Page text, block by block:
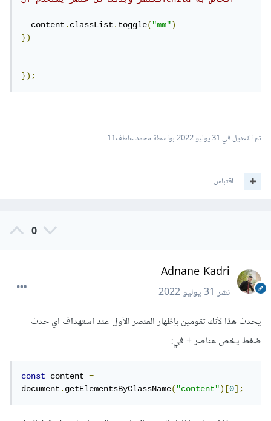
  content
.classList.toggle("mm")
})
});
تم التعديل في 31 يوليو 2022 بواسطة محمد عاطف11
اقتباس
0
Adnane Kadri
نشر31 يوليو 2022
يحدث هذا لأنك تقومين بإظهار العنصر الأول عند استهداف اي حدث
ضغط يخص عناصر + في:
const content =
document.getElementsByClassName("content")[0];